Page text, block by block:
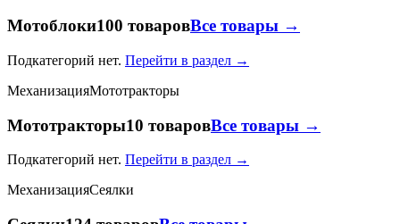
Мотоблоки100 товаровВсе товары →
Подкатегорий нет. Перейти в раздел →
МеханизацияМототракторы
Мототракторы10 товаровВсе товары →
Подкатегорий нет. Перейти в раздел →
МеханизацияСеялки